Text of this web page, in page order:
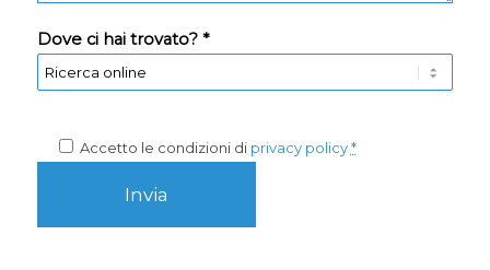
Dove ci hai trovato? *
Accetto le condizioni di privacy policy *